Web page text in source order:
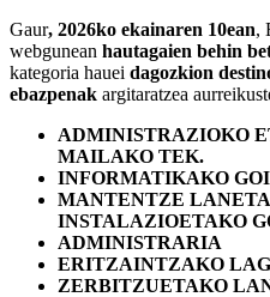
Gaur, 2026ko ekainaren 10ean,
webgunean hautagaien behin
kategoria hauei dagozkion
ebazpenak argitaratzea
ADMINISTRAZIOKO
MAILAKO TEK.
INFORMATIKAKO
MANTENTZE
INSTALAZIOETAKO
ADMINISTRARIA
ERITZAINTZAKO
ZERBITZUETAKO